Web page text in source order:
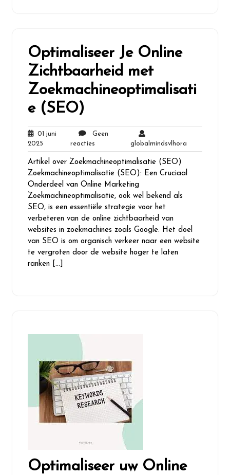
Optimaliseer Je Online
Zichtbaarheid met
Zoekmachineoptimalisati
e (SEO)
01 juni
2025
juni
2025
Geen
reacties
reacties
globalmindsvlhora
Artikel over Zoekmachineoptimalisatie (SEO)
Zoekmachineoptimalisatie (SEO): Een Cruciaal
Onderdeel van Online Marketing
Zoekmachineoptimalisatie, ook wel bekend als
SEO, is een essentiële strategie voor het
verbeteren van de online zichtbaarheid van
websites in zoekmachines zoals Google. Het doel
van SEO is om organisch verkeer naar een website
te vergroten door de website hoger te laten
ranken […]
Optimaliseer uw Online